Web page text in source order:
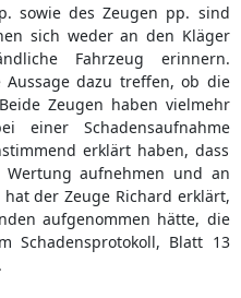
sowie des Zeugen pp. sind
sich weder an den Kläger
Fahrzeug erinnern.
Aussage dazu treffen, ob die
Zeugen haben vielmehr
einer Schadensaufnahme
erklärt haben, dass
aufnehmen und an
der Zeuge Richard erklärt,
aufgenommen hätte, die
Schadensprotokoll, Blatt 13